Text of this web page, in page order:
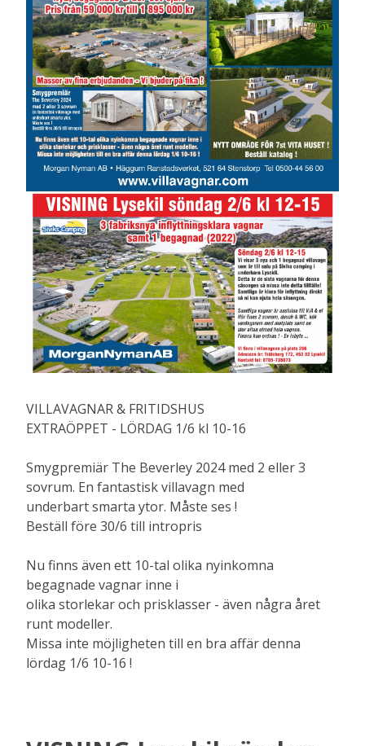
VILLAVAGNAR & FRITIDSHUS
EXTRAÖPPET - LÖRDAG 1/6 kl 10-16
Smygpremiär The Beverley 2024 med 2 eller 3
sovrum. En fantastisk villavagn med
underbart smarta ytor. Måste ses !
Beställ före 30/6 till intropris
Nu finns även ett 10-tal olika nyinkomna
begagnade vagnar inne i
olika storlekar och prisklasser - även några året
runt modeller.
Missa inte möjligheten till en bra affär denna
lördag 1/6 10-16 !